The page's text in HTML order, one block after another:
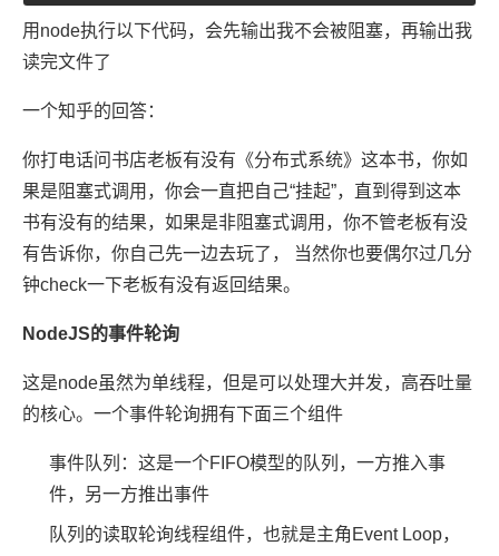
用node执行以下代码，会先输出我不会被阻塞，再输出我
读完文件了
一个知乎的回答：
你打电话问书店老板有没有《分布式系统》这本书，你如
果是阻塞式调用，你会一直把自己“挂起”，直到得到这本
书有没有的结果，如果是非阻塞式调用，你不管老板有没
有告诉你，你自己先一边去玩了， 当然你也要偶尔过几分
钟check一下老板有没有返回结果。
NodeJS的事件轮询
这是node虽然为单线程，但是可以处理大并发，高吞吐量
的核心。一个事件轮询拥有下面三个组件
事件队列：这是一个FIFO模型的队列，一方推入事
件，另一方推出事件
队列的读取轮询线程组件，也就是主角Event Loop，